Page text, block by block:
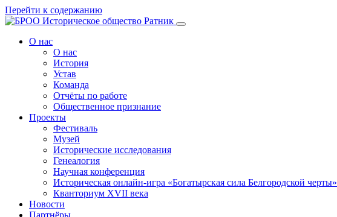
Перейти к содержанию
О нас
О нас
История
Устав
Команда
Отчёты по работе
Общественное признание
Проекты
Фестиваль
Музей
Исторические исследования
Генеалогия
Научная конференция
Историческая онлайн-игра «Богатырская сила Белгородской черты»
Кванториум XVII века
Новости
Партнёры